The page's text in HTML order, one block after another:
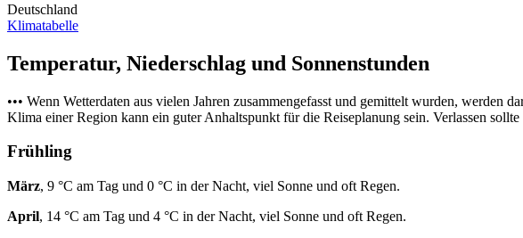
Deutschland
Klimatabelle
Temperatur, Niederschlag und Sonnenstunden
••• Wenn Wetterdaten aus vielen Jahren zusammengefasst und gemittelt wurden, werden
Klima einer Region kann ein guter Anhaltspunkt für die Reiseplanung sein. Verlassen sollte
Frühling
März, 9 °C am Tag und 0 °C in der Nacht, viel Sonne und oft Regen.
April, 14 °C am Tag und 4 °C in der Nacht, viel Sonne und oft Regen.